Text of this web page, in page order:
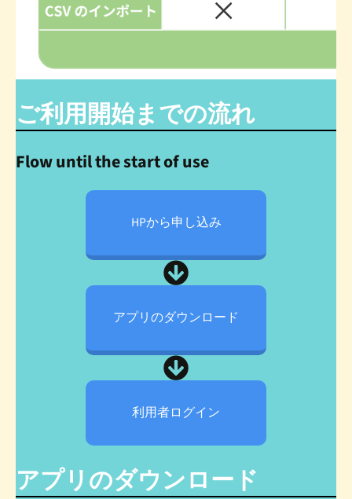
ご利用開始までの流れ
Flow until the start of use
HPから申し込み
アプリのダウンロード
利用者ログイン
アプリのダウンロード